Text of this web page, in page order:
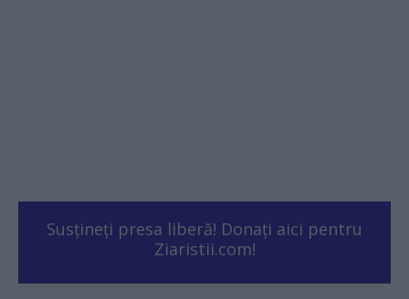
Susțineți presa liberă! Donați aici pentru
Ziaristii.com!